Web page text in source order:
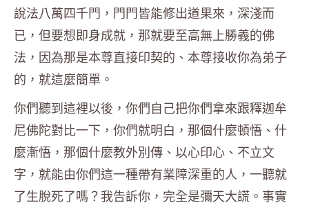
說法八萬四千門，門門皆能修出道果來，深淺而
已，但要想即身成就，那就要至高無上勝義的佛
法，因為那是本尊直接印契的、本尊接收你為弟子
的，就這麼簡單。
你們聽到這裡以後，你們自己把你們拿來跟釋迦牟
尼佛陀對比一下，你們就明白，那個什麼頓悟、什
麼漸悟，那個什麼教外別傳、以心印心、不立文
字，就能由你們這一種帶有業障深重的人，一聽就
了生脫死了嗎？我告訴你，完全是彌天大謊。事實